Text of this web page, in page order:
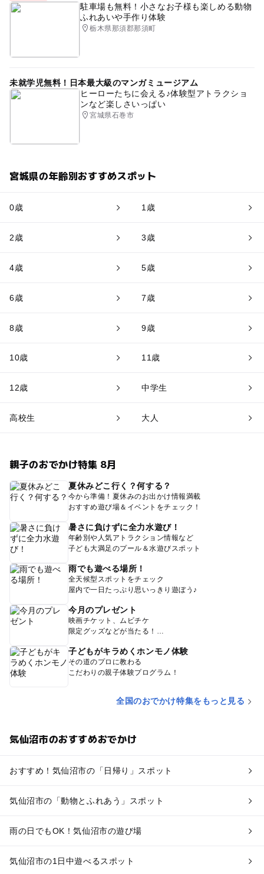
駐車場も無料！小さなお子様も楽しめる動物
ふれあいや手作り体験
栃木県那須郡那須町
未就学児無料！日本最大級のマンガミュージアム
ヒーローたちに会える♪体験型アトラクショ
ンなど楽しさいっぱい
宮城県石巻市
宮城県の年齢別おすすめスポット
0歳 1歳
2歳 3歳
4歳 5歳
6歳 7歳
8歳 9歳
10歳 11歳
12歳 中学生
高校生 大人
親子のおでかけ特集 8月
夏休みどこ行く？何する？
今から準備！夏休みのお出かけ情報満載
おすすめ遊び場＆イベントをチェック！
暑さに負けずに全力水遊び！
年齢別や人気アトラクション情報など
子ども大満足のプール＆水遊びスポット
雨でも遊べる場所！
全天候型スポットをチェック
屋内で一日たっぷり思いっきり遊ぼう♪
今月のプレゼント
映画チケット、ムビチケ
限定グッズなどが当たる！
子どもがキラめくホンモノ体験
その道のプロに教わる
こだわりの親子体験プログラム！
全国のおでかけ特集をもっと見る
気仙沼市のおすすめおでかけ
おすすめ！気仙沼市の「日帰り」スポット
気仙沼市の「動物とふれあう」スポット
雨の日でもOK！気仙沼市の遊び場
気仙沼市の1日中遊べるスポット